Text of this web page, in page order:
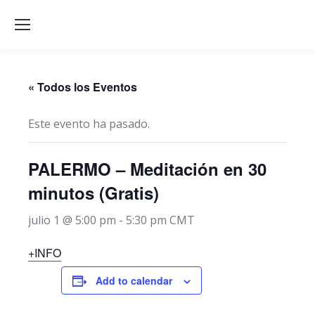
« Todos los Eventos
Este evento ha pasado.
PALERMO – Meditación en 30
minutos (Gratis)
julio 1 @ 5:00 pm - 5:30 pm CMT
+INFO
Add to calendar